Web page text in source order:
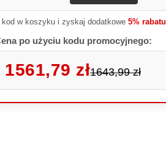
w koszyku i zyskaj dodatkowe 5% rabatu
po użyciu kodu promocyjnego:
1561,79 zł1643,99 zł